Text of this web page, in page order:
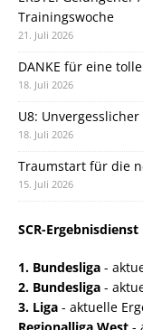
Trainingswoche
21. Juli 2026
DANKE für eine
18. Juli 2026
U8:
18. Juli 2026
Traumstart für die
15. Juli 2026
SCR-Ergebnisdienst
1. Bundesliga -
2. Bundesliga -
3. Liga - aktuelle